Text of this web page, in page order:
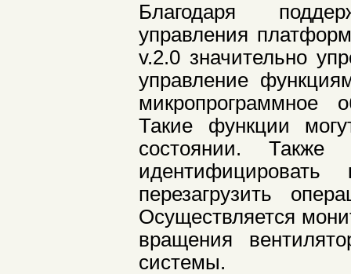
Благодаря
управления
v.2.0 значительно
управление
микропрограммное
Такие функции
состоянии. Также
перезагрузить
Осуществляется
вращения
системы.